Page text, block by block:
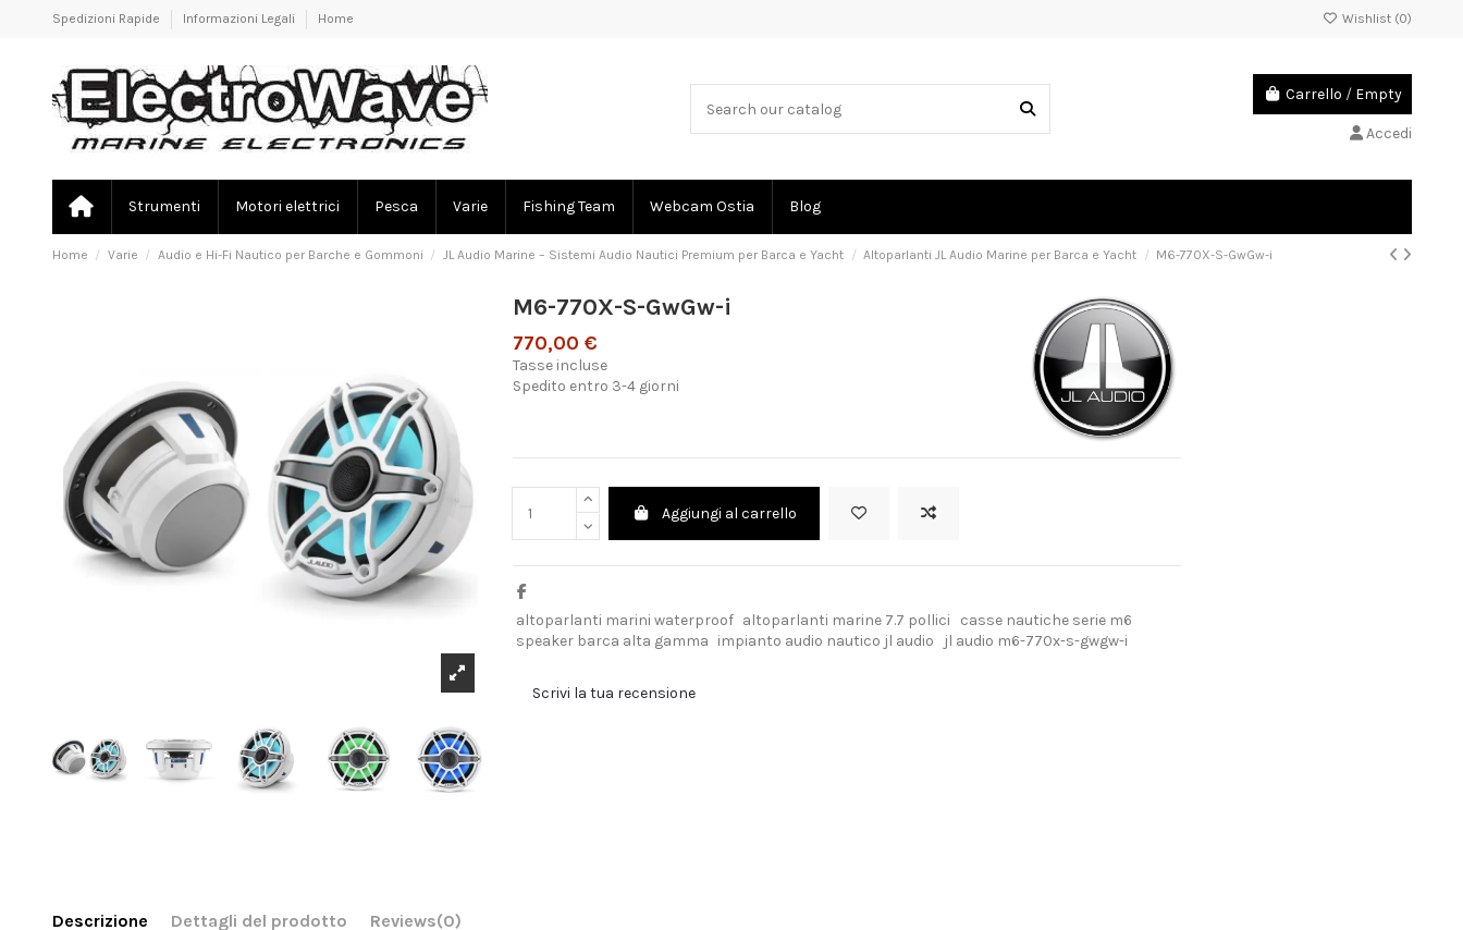
Spedizioni Rapide Informazioni Legali Home Wishlist (0)
Carrello / Empty
Accedi
Strumenti Motori elettrici Pesca Varie Fishing Team Webcam Ostia Blog
Home Varie Audio e Hi-Fi Nautico per Barche e Gommoni JL Audio Marine – Sistemi Audio Nautici Premium per Barca e Yacht Altoparlanti JL Audio Marine per Barca e Yacht M6-770X-S-GwGw-i
M6-770X-S-GwGw-i
770,00 €
Tasse incluse
Spedito entro 3-4 giorni
Aggiungi al carrello
altoparlanti marini waterproof altoparlanti marine 7.7 pollici
casse nautiche serie m6
speaker barca alta gamma impianto audio nautico jl audio jl audio m6-770x-s-gwgw-i
Scrivi la tua recensione
Descrizione Dettagli del prodotto Reviews(0)